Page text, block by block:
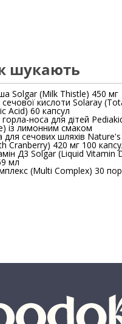
шукають
Solgar (Milk Thistle) 450 мг
кислоти Solaray
Acid) 60 капсул
носа для дітей
із лимонним смаком
для сечових шляхів
Cranberry) 420 мг 100
Д3 Solgar (Liquid Vitamin
мл
(Multi Complex) 30